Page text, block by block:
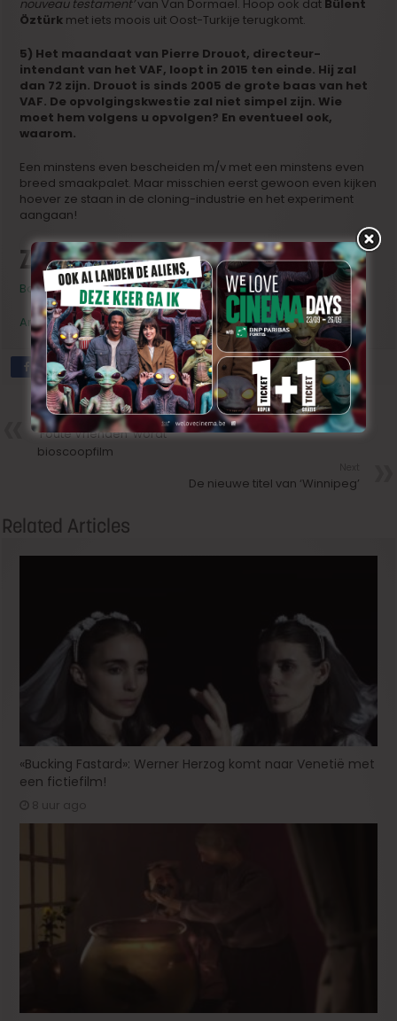
nouveau testament’van Van Dormael. Hoop ook dat Bülent
Öztürk met iets moois uit Oost-Turkije terugkomt.
5) Het maandaat van Pierre Drouot, directeur-
intendant van het VAF, loopt in 2015 ten einde. Hij zal
dan 72 zijn. Drouot is sinds 2005 de grote baas van het
VAF. De opvolgingskwestie zal niet simpel zijn. Wie
moet hem volgens u opvolgen? En eventueel ook,
waarom.
Een minstens even bescheiden m/v met een minstens even
breed smaakpalet. Maar misschien eerst gewoon even kijken
hoever ze staan in de cloning-industrie en het experiment
aangaan!
Zie ook :
Bart Van den Bempt over 2014
Anderen die onze nieuwjaarsvraagjes al beantwoordden
Précedent
‘Foute Vrienden’ wordt
bioscoopfilm
De nieuwe titel van ‘Winnipeg’
Related Articles
«Bucking Fastard»: Werner Herzog komt naar Venetië met
een fictiefilm!
8 uur ago